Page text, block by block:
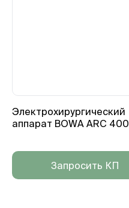
Электрохирургический
аппарат BOWA ARC 400
Запросить КП